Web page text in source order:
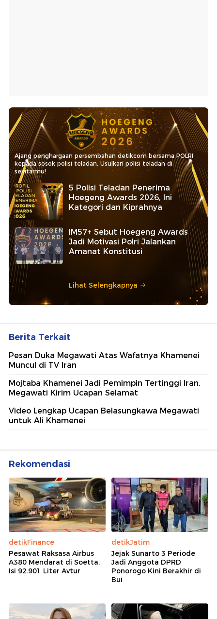
Ajang penghargaan persembahan detikcom bersama POLRI
kepada sosok polisi teladan. Usulkan polisi teladan di
sekitarmu!
5 Polisi Teladan Penerima
Hoegeng Awards 2026, Ini
Kategori dan Kiprahnya
IM57+ Sebut Hoegeng Awards
Jadi Motivasi Polri Jalankan
Amanat Konstitusi
Lihat Selengkapnya
Berita Terkait
Pesan Duka Megawati Atas Wafatnya Khamenei
Muncul di TV Iran
Mojtaba Khamenei Jadi Pemimpin Tertinggi Iran,
Megawati Kirim Ucapan Selamat
Video Lengkap Ucapan Belasungkawa Megawati
untuk Ali Khamenei
Rekomendasi
detikFinance
Pesawat Raksasa Airbus
A380 Mendarat di Soetta,
Isi 92.901 Liter Avtur
detikJatim
Jejak Sunarto 3 Periode
Jadi Anggota DPRD
Ponorogo Kini Berakhir di
Bui